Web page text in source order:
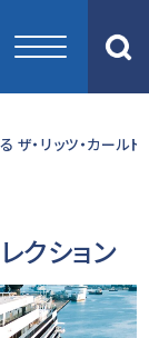
ザ・リッツ・カール
クション